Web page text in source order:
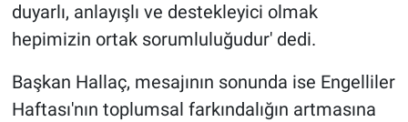
duyarlı, anlayışlı ve destekleyici olmak
hepimizin ortak sorumluluğudur' dedi.
Başkan Hallaç, mesajının sonunda ise Engelliler
Haftası'nın toplumsal farkındalığın artmasına